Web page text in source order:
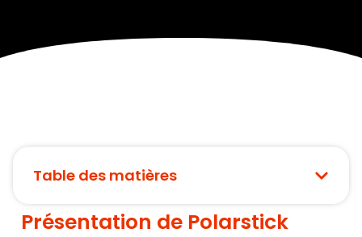
Table des matières
Présentation de Polarstick